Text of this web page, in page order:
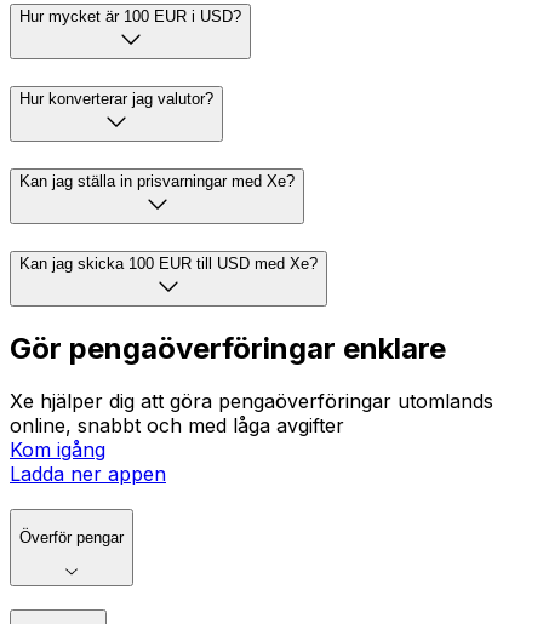
Hur mycket är 100 EUR i USD?
Hur konverterar jag valutor?
Kan jag ställa in prisvarningar med Xe?
Kan jag skicka 100 EUR till USD med Xe?
Gör pengaöverföringar enklare
Xe hjälper dig att göra pengaöverföringar utomlands
online, snabbt och med låga avgifter
Kom igång
Ladda ner appen
Överför pengar